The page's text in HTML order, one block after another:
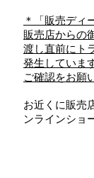
＊「販売ディ
販売店からの
渡し直前にト
発生していま
ご確認をお願
お近くに販売
ンラインショ